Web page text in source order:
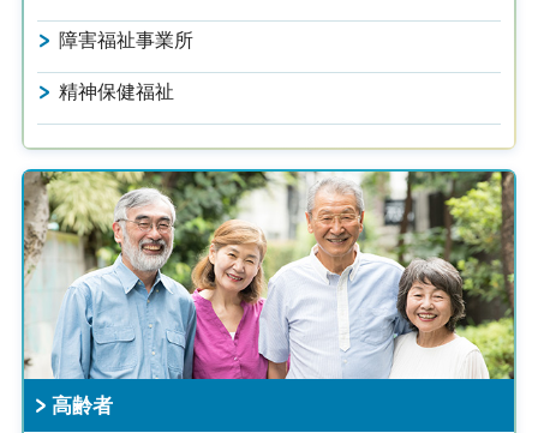
障害福祉事業所
精神保健福祉
高齢者